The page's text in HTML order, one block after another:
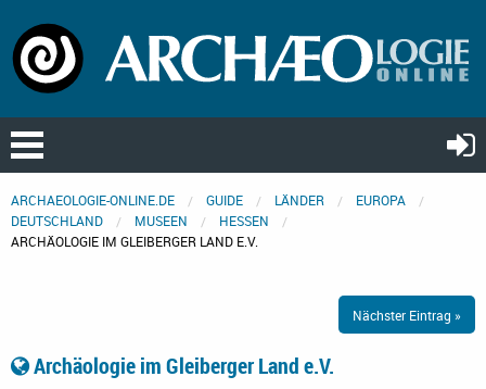
ARCHAEOLOGIE-ONLINE.DE GUIDE LÄNDER
EUROPA
DEUTSCHLAND
MUSEEN
HESSEN
ARCHÄOLOGIE IM GLEIBERGER LAND E.V.
Nächster Eintrag »
Archäologie im Gleiberger Land e.V.